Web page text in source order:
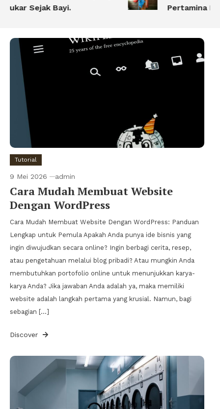
Sejak Bayi.
Pertamina
Tutorial
9 Mei 2026 admin
Cara Mudah Membuat Website
Dengan WordPress
Cara Mudah Membuat Website Dengan WordPress: Panduan
Lengkap untuk Pemula Apakah Anda punya ide bisnis yang
ingin diwujudkan secara online? Ingin berbagi cerita, resep,
atau pengetahuan melalui blog pribadi? Atau mungkin Anda
membutuhkan portofolio online untuk menunjukkan karya-
karya Anda? Jika jawaban Anda adalah ya, maka memiliki
website adalah langkah pertama yang krusial. Namun, bagi
sebagian […]
Discover